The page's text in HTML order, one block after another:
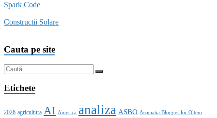
Spark Code
Constructii Solare
Cauta pe site
Etichete
2026 agricultura AI America analiza ASBO Asociatia Bloggerilor Olteni